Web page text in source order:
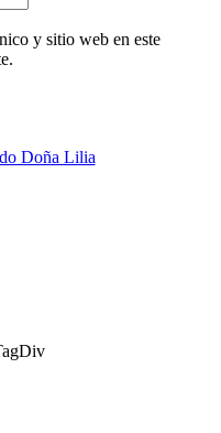
y sitio web en este